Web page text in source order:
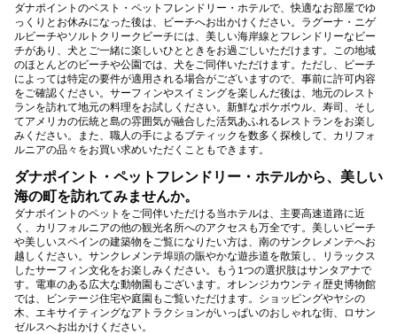
ダナポイントのベスト・ペットフレンドリー・ホテルで、快適なお部屋でゆ
っくりとお休みになった後は、ビーチへお出かけください。ラグーナ・ニゲ
ルビーチやソルトクリークビーチには、美しい海岸線とフレンドリーなビー
チがあり、犬とご一緒に楽しいひとときをお過ごしいただけます。この地域
のほとんどのビーチや公園では、犬をご同伴いただけます。ただし、ビーチ
によっては特定の要件が適用される場合がございますので、事前に許可内容
をご確認ください。サーフィンやスイミングを楽しんだ後は、地元のレスト
ランを訪れて地元の料理をお試しください。新鮮なポケボウル、寿司、そし
てアメリカの伝統と島の雰囲気が融合した活気あふれるレストランをお楽し
みください。また、職人の手によるブティックを数多く探検して、カリフォ
ルニアの品々をお買い求めいただくこともできます。
ダナポイント・ペットフレンドリー・ホテルから、美しい
海の町を訪れてみませんか。
ダナポイントのペットをご同伴いただける当ホテルは、主要高速道路に近
く、カリフォルニアの他の観光名所へのアクセスも万全です。美しいビーチ
や美しいスペインの建築物をご覧になりたい方は、南のサンクレメンテへお
越しください。サンクレメンテ埠頭の賑やかな遊歩道を散策し、リラックス
したサーフィン文化をお楽しみください。もう1つの選択肢はサンタアナで
す。電車のある広大な動物園もございます。オレンジカウンティ歴史博物館
では、ビンテージ住宅や庭園もご覧いただけます。ショッピングやヤシの
木、エキサイティングなアトラクションがいっぱいのおしゃれな街、ロサン
ゼルスへお出かけください。